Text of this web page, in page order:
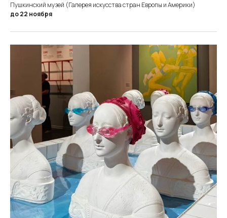
Пушкинский музей (Галерея искусства стран Европы и Америки)
до 22 ноября